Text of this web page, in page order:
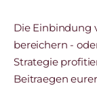
Die Einbindung
bereichern -
Strategie
Beitraegen